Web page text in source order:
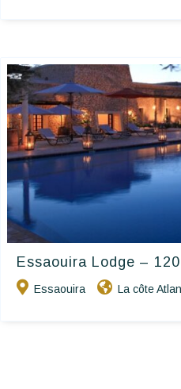
Essaouira Lodge –
Essaouira La côte